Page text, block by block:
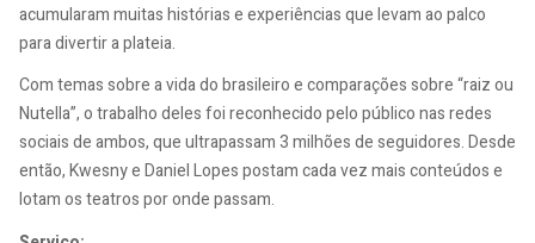
acumularam muitas histórias e experiências que levam ao palco
para divertir a plateia.
Com temas sobre a vida do brasileiro e comparações sobre “raiz ou
Nutella”, o trabalho deles foi reconhecido pelo público nas redes
sociais de ambos, que ultrapassam 3 milhões de seguidores. Desde
então, Kwesny e Daniel Lopes postam cada vez mais conteúdos e
lotam os teatros por onde passam.